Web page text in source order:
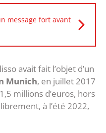
message fort avant
avait fait l’objet d’un
Munich, en juillet 2017
millions d’euros, hors
à l’été 2022,